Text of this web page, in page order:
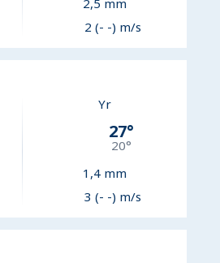
2,5 mm
2 (- -) m/s
Yr
27°
20°
1,4 mm
3 (- -) m/s